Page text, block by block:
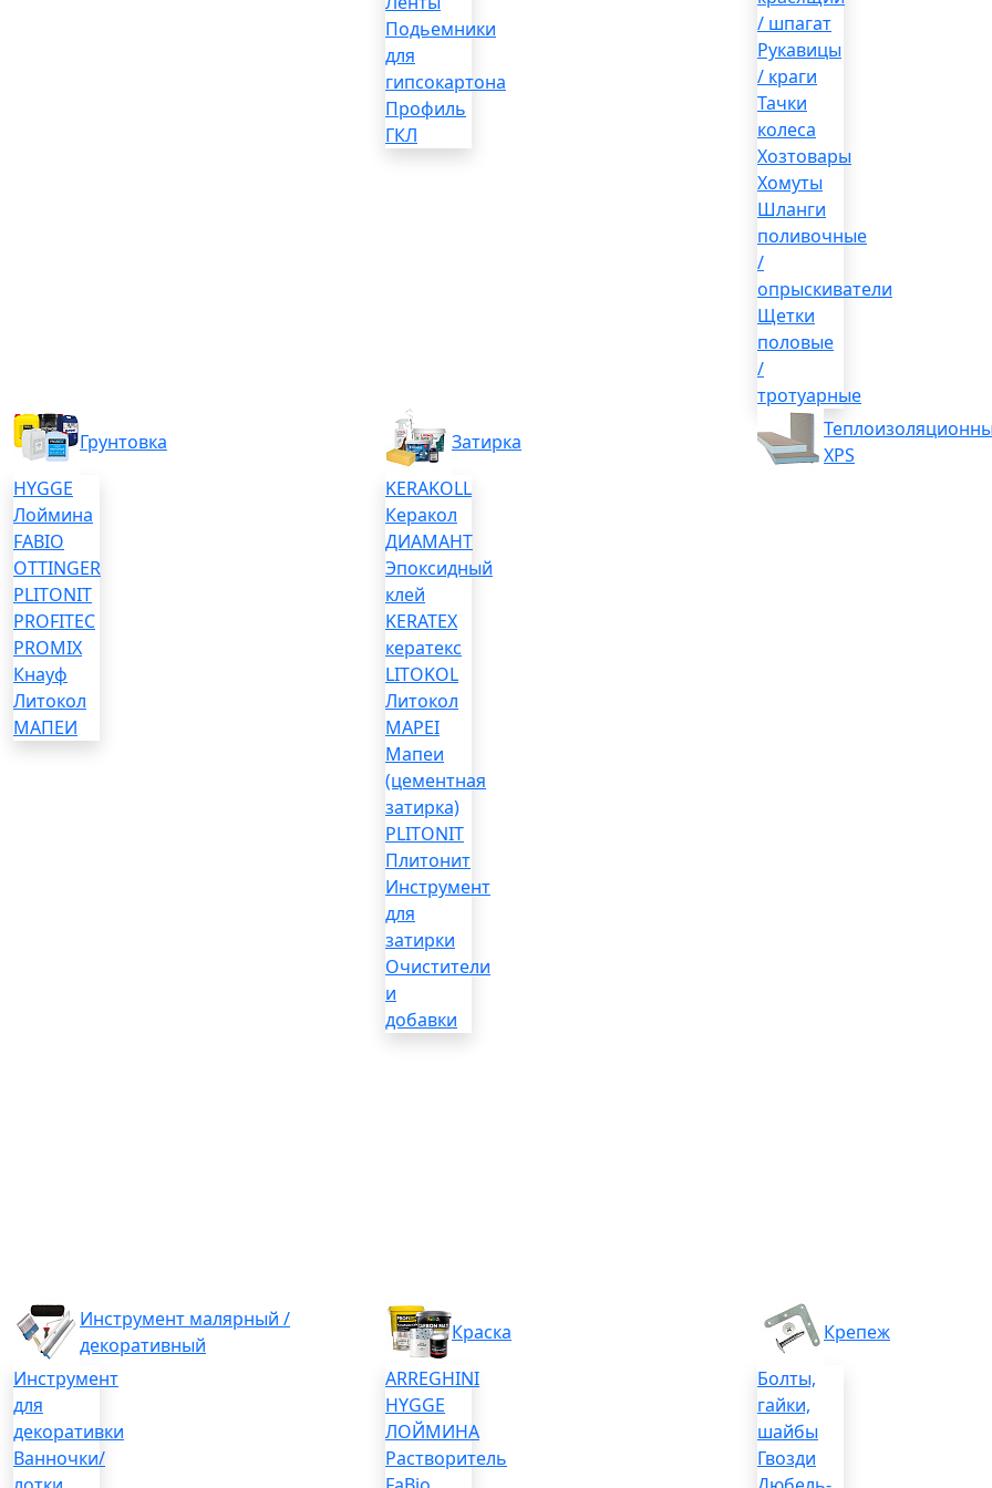
Подьемники
для
гипсокартона
Профиль
ГКЛ
/ шпагат
Рукавицы
/ краги
Тачки
колеса
Хозтовары
Хомуты
Шланги
поливочные
/
опрыскиватели
Щетки
половые
/
тротуарные
Грунтовка
HYGGE
Лоймина
FABIO
OTTINGER
PLITONIT
PROFITEC
PROMIX
Кнауф
Литокол
МАПЕИ
Затирка
KERAKOLL
Керакол
ДИАМАНТ
Эпоксидный
клей
KERATEX
кератекс
LITOKOL
Литокол
MAPEI
Мапеи
(цементная
затирка)
PLITONIT
Плитонит
Инструмент
для
затирки
Очистители
и
добавки
XPS
Инструмент малярный /
декоративный
Инструмент
для
декоративки
Ванночки/
Краска
ARREGHINI
HYGGE
ЛОЙМИНА
Растворитель
Крепеж
Болты,
гайки,
шайбы
Гвозди